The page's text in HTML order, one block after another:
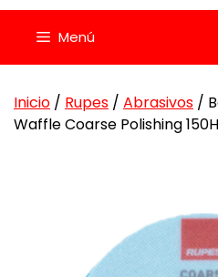
Menú
Inicio / Rupes / Abrasivos /
Waffle Coarse Polishing 150H